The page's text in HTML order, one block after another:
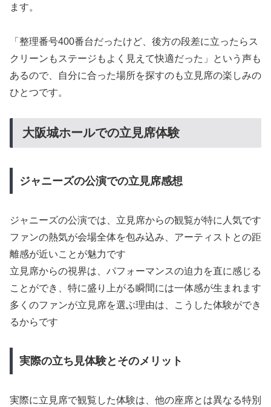
ます。
「整理番号400番台だったけど、後方の段差に立ったらス
クリーンもステージもよく見えて快適だった」という声も
あるので、自分に合った場所を探すのも立見席の楽しみの
ひとつです。
大阪城ホールでの立見席体験
ジャニーズの公演での立見席感想
ジャニーズの公演では、立見席からの観覧が特に人気です
ファンの熱気が会場全体を包み込み、アーティストとの距
離感が近いことが魅力です
立見席からの視界は、パフォーマンスの迫力を直に感じる
ことができ、特に盛り上がる瞬間には一体感が生まれます
多くのファンが立見席を選ぶ理由は、こうした体験ができ
るからです
実際の立ち見体験とそのメリット
実際に立見席で観覧した体験は、他の座席とは異なる特別